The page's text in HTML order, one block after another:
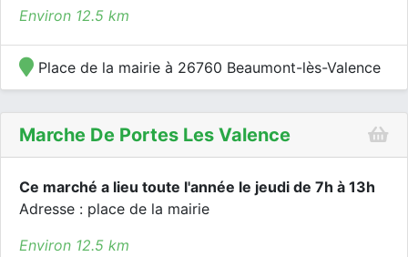
Environ 12.5 km
Place de la mairie à 26760 Beaumont-lès-Valence
Marche De Portes Les Valence
Ce marché a lieu toute l'année le jeudi de 7h à 13h
Adresse : place de la mairie
Environ 12.5 km